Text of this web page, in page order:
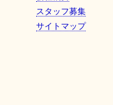
スタッフ募集
サイトマップ